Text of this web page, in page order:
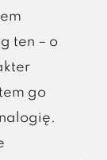
ten – o
go